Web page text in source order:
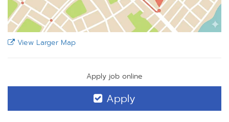
View Larger Map
Apply job online
Apply